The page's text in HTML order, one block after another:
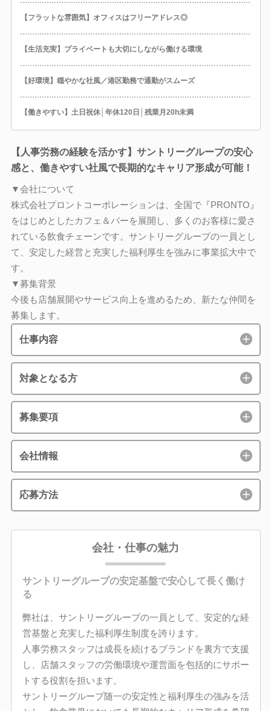
【フラットな雰囲気】オフィスはフリーアドレス◎
【生活充実】プライベートも大切にしながら働ける環境
【好環境】穏やかな社風／港区勤務で通勤がスムーズ
【働きやすい】土日祝休│年休120日│残業月20h未満
【人事労務の経験を活かす】サントリーグループの安心
感と、働きやすい社風で長期的なキャリア形成が可能！
▼会社について
株式会社プロントコーポレーションは、全国で『PRONTO』
をはじめとしたカフェ＆バーを展開し、多くのお客様に愛さ
れている飲食チェーンです。サントリーグループの一員とし
て、安定した経営と充実した福利厚生を強みに事業拡大中で
す。
▼募集背景
今後も店舗展開やサービス向上を進めるため、新たな仲間を
募集します。
仕事内容
対象となる方
募集要項
会社情報
応募方法
会社・仕事の魅力
サントリーグループの安定基盤で安心して長く働け
る
弊社は、サントリーグループの一員として、安定的な経
営基盤と充実した福利厚生制度を誇ります。
人事労務スタッフは成長を続けるブランドを裏方で支援
し、店舗スタッフの労働環境や運営面を包括的にサポー
トする役割を担います。
サントリーグループ随一の安定性と福利厚生の強みを活